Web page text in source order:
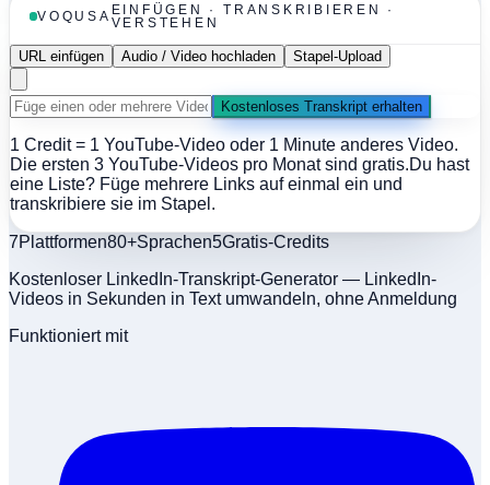
VOQUSA EINFÜGEN · TRANSKRIBIEREN ·
VERSTEHEN
URL einfügen Audio / Video hochladen Stapel-Upload
Kostenloses Transkript erhalten
1 Credit = 1 YouTube-Video oder 1 Minute anderes Video.
Die ersten 3 YouTube-Videos pro Monat sind gratis.Du hast
eine Liste? Füge mehrere Links auf einmal ein und
transkribiere sie im Stapel.
7Plattformen80+Sprachen5Gratis-Credits
Kostenloser LinkedIn-Transkript-Generator — LinkedIn-
Videos in Sekunden in Text umwandeln, ohne Anmeldung
Funktioniert mit